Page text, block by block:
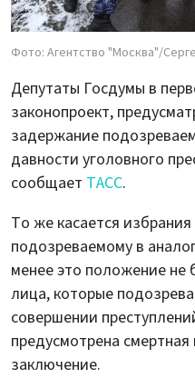
Фото: Агентство "Москва"/
Депутаты Госдумы в
законопроект,
задержание
давности уголовного
сообщает ТАСС.
То же касается
подозреваемому в
менее это положение не
лица, которые
совершении
предусмотрена
заключение.